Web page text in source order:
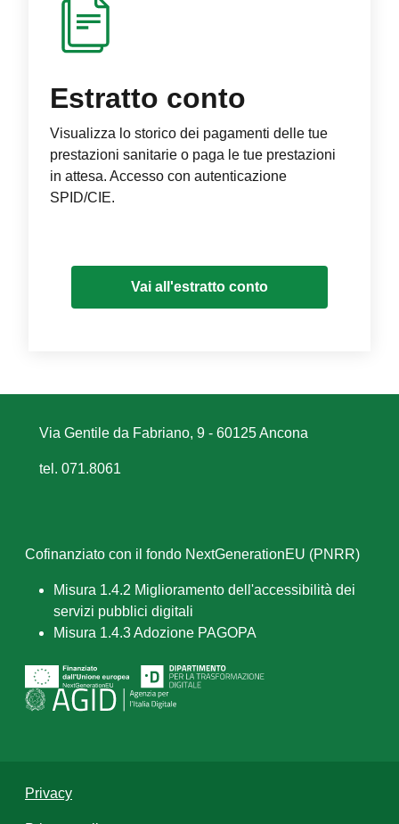
Estratto conto
Visualizza lo storico dei pagamenti delle tue
prestazioni sanitarie o paga le tue prestazioni
in attesa. Accesso con autenticazione
SPID/CIE.
Vai all'estratto conto
Via Gentile da Fabriano, 9 - 60125 Ancona
tel. 071.8061
Cofinanziato con il fondo NextGenerationEU (PNRR)
Misura 1.4.2 Miglioramento dell'accessibilità dei
servizi pubblici digitali
Misura 1.4.3 Adozione PAGOPA
Privacy